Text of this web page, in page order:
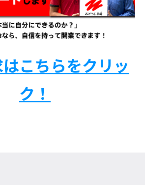
こちらをクリッ
ク！